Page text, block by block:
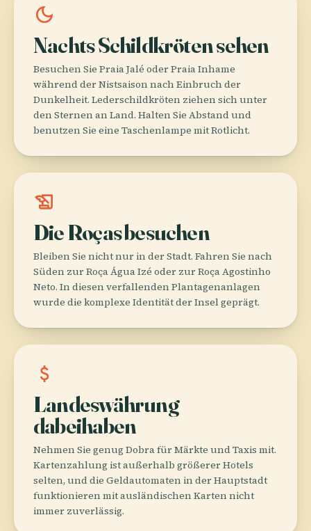
dark_mode
Nachts Schildkröten sehen
Besuchen Sie Praia Jalé oder Praia Inhame
während der Nistsaison nach Einbruch der
Dunkelheit. Lederschildkröten ziehen sich unter
den Sternen an Land. Halten Sie Abstand und
benutzen Sie eine Taschenlampe mit Rotlicht.
history_edu
Die Roças besuchen
Bleiben Sie nicht nur in der Stadt. Fahren Sie nach
Süden zur Roça Água Izé oder zur Roça Agostinho
Neto. In diesen verfallenden Plantagenanlagen
wurde die komplexe Identität der Insel geprägt.
attach_money
Landeswährung
dabeihaben
Nehmen Sie genug Dobra für Märkte und Taxis mit.
Kartenzahlung ist außerhalb größerer Hotels
selten, und die Geldautomaten in der Hauptstadt
funktionieren mit ausländischen Karten nicht
immer zuverlässig.